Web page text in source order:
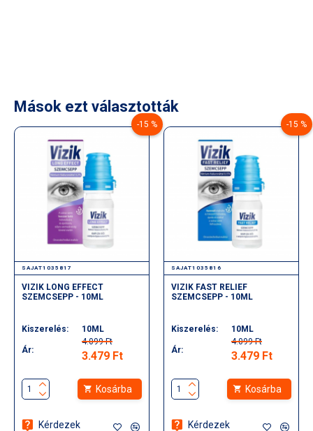
Mások ezt választották
-15 %
SAJAT1035817
VIZIK LONG EFFECT
SZEMCSEPP - 10ML
Kiszerelés: 10ML
Ár:
4.099 Ft
3.479 Ft
Kosárba
Kérdezek
-15 %
SAJAT1035816
VIZIK FAST RELIEF
SZEMCSEPP - 10ML
Kiszerelés: 10ML
Ár:
4.099 Ft
3.479 Ft
Kosárba
Kérdezek